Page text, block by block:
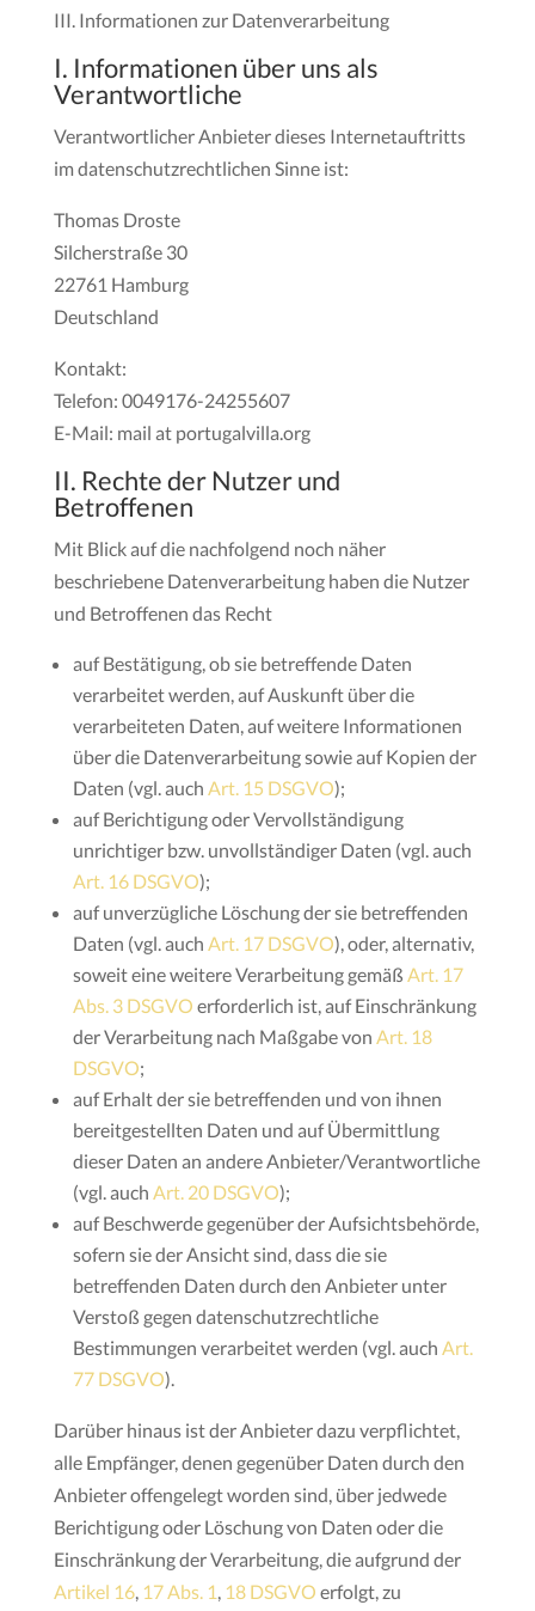
III. Informationen zur Datenverarbeitung
I. Informationen über uns als
Verantwortliche
Verantwortlicher Anbieter dieses Internetauftritts
im datenschutzrechtlichen Sinne ist:
Thomas Droste
Silcherstraße 30
22761 Hamburg
Deutschland
Kontakt:
Telefon: 0049176-24255607
E-Mail: mail at portugalvilla.org
II. Rechte der Nutzer und
Betroffenen
Mit Blick auf die nachfolgend noch näher
beschriebene Datenverarbeitung haben die Nutzer
und Betroffenen das Recht
auf Bestätigung, ob sie betreffende Daten
verarbeitet werden, auf Auskunft über die
verarbeiteten Daten, auf weitere Informationen
über die Datenverarbeitung sowie auf Kopien der
Daten (vgl. auch Art. 15 DSGVO);
auf Berichtigung oder Vervollständigung
unrichtiger bzw. unvollständiger Daten (vgl. auch
Art. 16 DSGVO);
auf unverzügliche Löschung der sie betreffenden
Daten (vgl. auch Art. 17 DSGVO), oder, alternativ,
soweit eine weitere Verarbeitung gemäß Art. 17
Abs. 3 DSGVO erforderlich ist, auf Einschränkung
der Verarbeitung nach Maßgabe von Art. 18
DSGVO;
auf Erhalt der sie betreffenden und von ihnen
bereitgestellten Daten und auf Übermittlung
dieser Daten an andere Anbieter/Verantwortliche
(vgl. auch Art. 20 DSGVO);
auf Beschwerde gegenüber der Aufsichtsbehörde,
sofern sie der Ansicht sind, dass die sie
betreffenden Daten durch den Anbieter unter
Verstoß gegen datenschutzrechtliche
Bestimmungen verarbeitet werden (vgl. auch Art.
77 DSGVO).
Darüber hinaus ist der Anbieter dazu verpflichtet,
alle Empfänger, denen gegenüber Daten durch den
Anbieter offengelegt worden sind, über jedwede
Berichtigung oder Löschung von Daten oder die
Einschränkung der Verarbeitung, die aufgrund der
Artikel 16, 17 Abs. 1, 18 DSGVO erfolgt, zu